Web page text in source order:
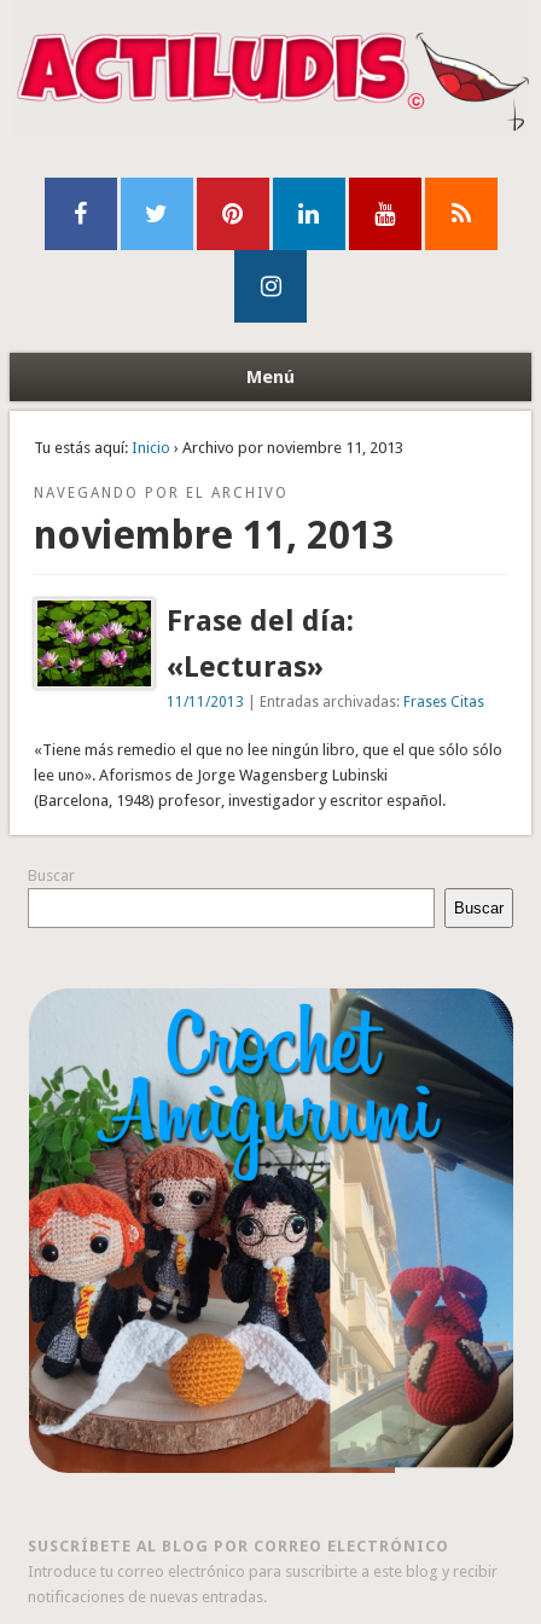
Menú
Tu estás aquí: Inicio › Archivo por noviembre 11, 2013
NAVEGANDO POR EL ARCHIVO
noviembre 11, 2013
Frase del día:
«Lecturas»
11/11/2013 | Entradas archivadas:Frases Citas
«Tiene más remedio el que no lee ningún libro, que el que sólo sólo
lee uno». Aforismos de Jorge Wagensberg Lubinski
(Barcelona, 1948) profesor, investigador y escritor español.
Buscar
Buscar
SUSCRÍBETE AL BLOG POR CORREO ELECTRÓNICO
Introduce tu correo electrónico para suscribirte a este blog y recibir
notificaciones de nuevas entradas.